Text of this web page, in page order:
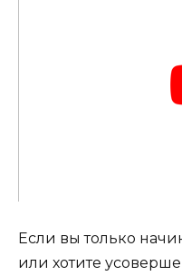
Если вы только
или хотите